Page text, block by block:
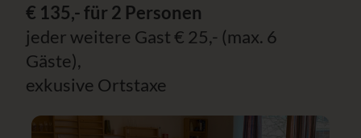
€ 135,- für 2 Personen
jeder weitere Gast € 25,- (max. 6
Gäste),
exkusive Ortstaxe